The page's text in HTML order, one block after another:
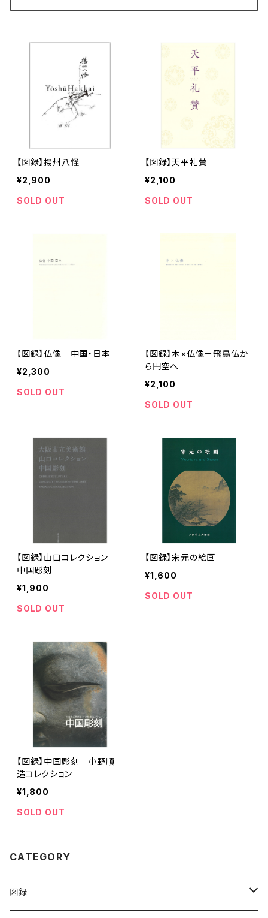
【図録】揚州八怪
¥2,900
SOLD OUT
【図録】天平礼賛
¥2,100
SOLD OUT
【図録】仏像 中国・日本
¥2,300
SOLD OUT
【図録】木×仏像－飛鳥仏か
ら円空へ
¥2,100
SOLD OUT
【図録】山口コレクション
中国彫刻
¥1,900
SOLD OUT
【図録】宋元の絵画
¥1,600
SOLD OUT
【図録】中国彫刻 小野順
造コレクション
¥1,800
SOLD OUT
CATEGORY
図録